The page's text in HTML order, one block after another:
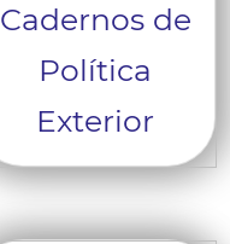
Cadernos de
Política
Exterior